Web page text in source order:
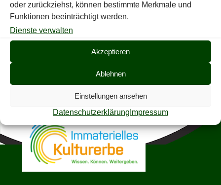
oder zurückziehst, können bestimmte Merkmale und
Funktionen beeinträchtigt werden.
Dienste verwalten
Akzeptieren
Ablehnen
Einstellungen ansehen
Datenschutzerklärung Impressum
Burkhard Narbe